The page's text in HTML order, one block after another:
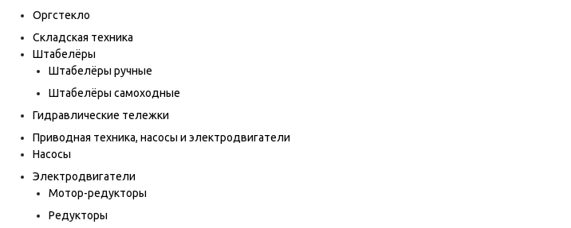
Оргстекло
Складская техника
Штабелёры
Штабелёры ручные
Штабелёры самоходные
Гидравлические тележки
Приводная техника, насосы и электродвигатели
Насосы
Электродвигатели
Мотор-редукторы
Редукторы